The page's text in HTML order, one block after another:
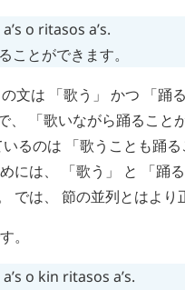
a’s o ritasos a’s.
ことができます。
文は 「歌う」 かつ 「踊
、 「歌いながら踊ること
るのは 「歌うことも踊
には、 「歌う」 と 「踊
では、 節の並列とはよ
。
a’s o kin ritasos a’s.